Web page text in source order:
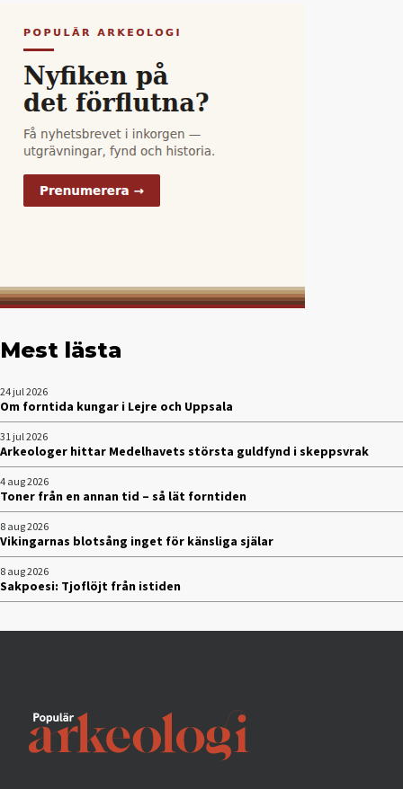
Mest lästa
24 jul 2026
Om forntida kungar i Lejre och Uppsala
31 jul 2026
Arkeologer hittar Medelhavets största guldfynd i skeppsvrak
4 aug 2026
Toner från en annan tid – så lät forntiden
8 aug 2026
Vikingarnas blotsång inget för känsliga själar
8 aug 2026
Sakpoesi: Tjoflöjt från istiden